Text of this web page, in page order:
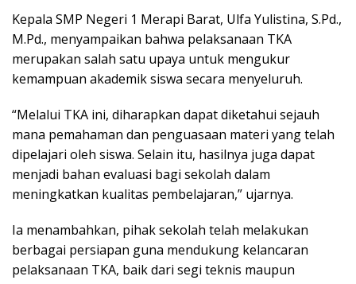
Kepala SMP Negeri 1 Merapi Barat, Ulfa Yulistina, S.Pd.,
M.Pd., menyampaikan bahwa pelaksanaan TKA
merupakan salah satu upaya untuk mengukur
kemampuan akademik siswa secara menyeluruh.
“Melalui TKA ini, diharapkan dapat diketahui sejauh
mana pemahaman dan penguasaan materi yang telah
dipelajari oleh siswa. Selain itu, hasilnya juga dapat
menjadi bahan evaluasi bagi sekolah dalam
meningkatkan kualitas pembelajaran,” ujarnya.
Ia menambahkan, pihak sekolah telah melakukan
berbagai persiapan guna mendukung kelancaran
pelaksanaan TKA, baik dari segi teknis maupun